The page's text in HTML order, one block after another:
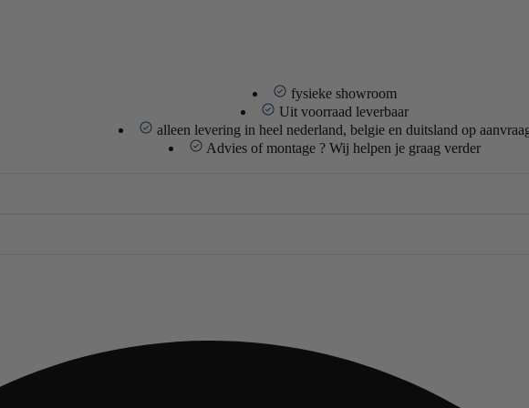
fysieke showroom
Uit voorraad leverbaar
alleen levering in heel nederland, belgie en duitsland op
Advies of montage ? Wij helpen je graag verder